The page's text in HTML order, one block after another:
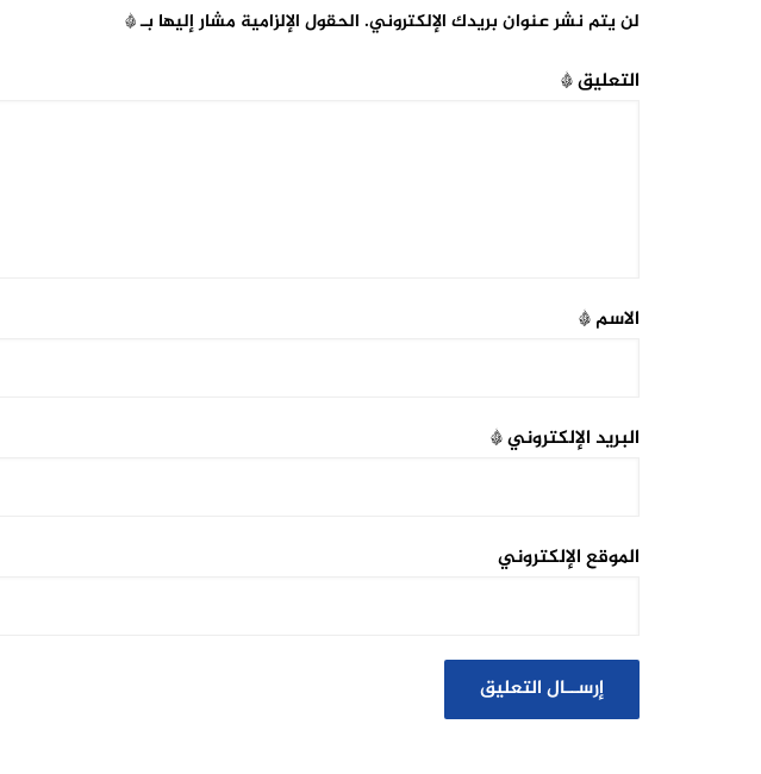
لن يتم نشر عنوان بريدك الإلكتروني. الحقول الإلزامية مشار إليها بـ*
التعليق*
الاسم*
البريد الإلكتروني*
الموقع الإلكتروني